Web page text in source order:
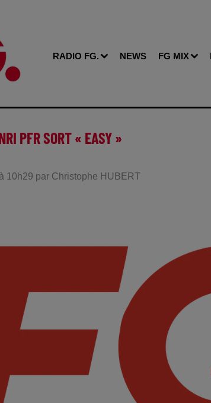
RADIO FG. NEWS FG MIX
PFR SORT « EASY »
10h29 par Christophe HUBERT